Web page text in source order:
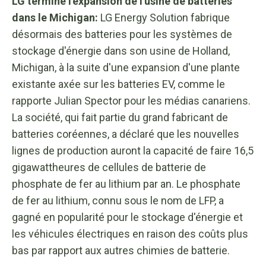
dans le Michigan: LG Energy Solution fabrique
désormais des batteries pour les systèmes de
stockage d'énergie dans son usine de Holland,
Michigan, à la suite d'une expansion d'une plante
existante axée sur les batteries EV, comme le
rapporte Julian Spector pour les médias canariens.
La société, qui fait partie du grand fabricant de
batteries coréennes, a déclaré que les nouvelles
lignes de production auront la capacité de faire 16,5
gigawattheures de cellules de batterie de
phosphate de fer au lithium par an. Le phosphate
de fer au lithium, connu sous le nom de LFP, a
gagné en popularité pour le stockage d'énergie et
les véhicules électriques en raison des coûts plus
bas par rapport aux autres chimies de batterie.